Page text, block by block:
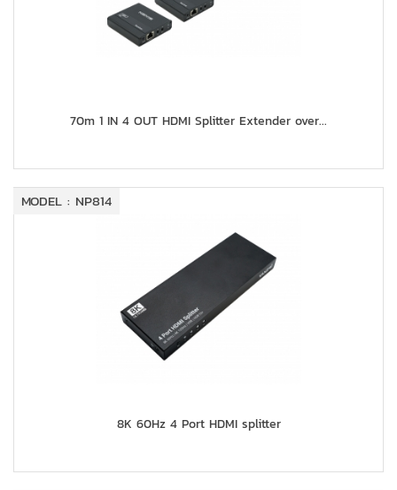
70m 1 IN 4 OUT HDMI Splitter Extender over...
MODEL : NP814
8K 60Hz 4 Port HDMI splitter